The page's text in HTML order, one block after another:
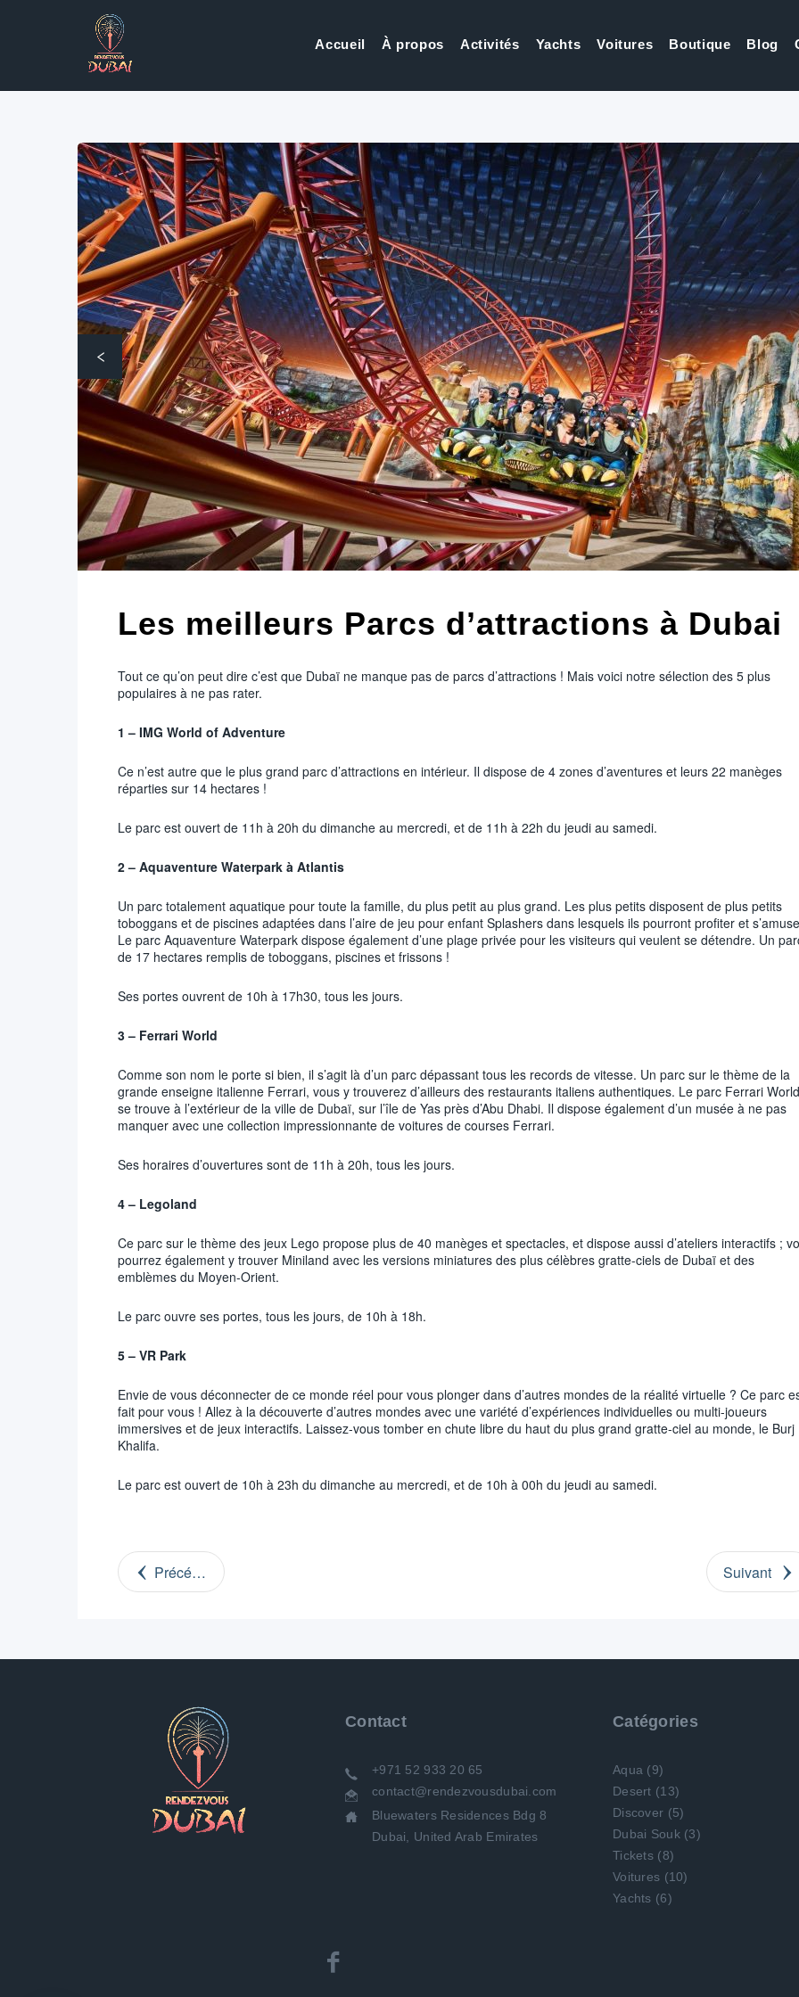
Accueil À propos Activités Yachts Voitures Boutique Blog
Les meilleurs Parcs d’attractions à Dubai
Tout ce qu’on peut dire c’est que Dubaï ne manque pas de parcs d’attractions ! Mais voici notre sélection des 5 plus
populaires à ne pas rater.
1 – IMG World of Adventure
Ce n’est autre que le plus grand parc d’attractions en intérieur. Il dispose de 4 zones d’aventures et leurs 22 manèges
réparties sur 14 hectares !
Le parc est ouvert de 11h à 20h du dimanche au mercredi, et de 11h à 22h du jeudi au samedi.
2 – Aquaventure Waterpark à Atlantis
Un parc totalement aquatique pour toute la famille, du plus petit au plus grand. Les plus petits disposent de plus petits
toboggans et de piscines adaptées dans l’aire de jeu pour enfant Splashers dans lesquels ils pourront profiter et
Le parc Aquaventure Waterpark dispose également d’une plage privée pour les visiteurs qui veulent se détendre. Un
de 17 hectares remplis de toboggans, piscines et frissons !
Ses portes ouvrent de 10h à 17h30, tous les jours.
3 – Ferrari World
Comme son nom le porte si bien, il s’agit là d’un parc dépassant tous les records de vitesse. Un parc sur le thème de la
grande enseigne italienne Ferrari, vous y trouverez d’ailleurs des restaurants italiens authentiques. Le parc Ferrari World
se trouve à l’extérieur de la ville de Dubaï, sur l’île de Yas près d’Abu Dhabi. Il dispose également d’un musée à ne pas
manquer avec une collection impressionnante de voitures de courses Ferrari.
Ses horaires d’ouvertures sont de 11h à 20h, tous les jours.
4 – Legoland
Ce parc sur le thème des jeux Lego propose plus de 40 manèges et spectacles, et dispose aussi d’ateliers interactifs ;
pourrez également y trouver Miniland avec les versions miniatures des plus célèbres gratte-ciels de Dubaï et des
emblèmes du Moyen-Orient.
Le parc ouvre ses portes, tous les jours, de 10h à 18h.
5 – VR Park
Envie de vous déconnecter de ce monde réel pour vous plonger dans d’autres mondes de la réalité virtuelle ? Ce parc
fait pour vous ! Allez à la découverte d’autres mondes avec une variété d’expériences individuelles ou multi-joueurs
immersives et de jeux interactifs. Laissez-vous tomber en chute libre du haut du plus grand gratte-ciel au monde, le Burj
Khalifa.
Le parc est ouvert de 10h à 23h du dimanche au mercredi, et de 10h à 00h du jeudi au samedi.
Précédent Suivant
Contact
+971 52 933 20 65
contact@rendezvousdubai.com
Bluewaters Residences Bdg 8
Dubai, United Arab Emirates
Catégories
Aqua (9)
Desert (13)
Discover (5)
Dubai Souk (3)
Tickets (8)
Voitures (10)
Yachts (6)